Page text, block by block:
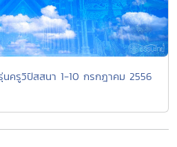
ครูวิปัสสนา 1-10 กรกฎาคม 2556